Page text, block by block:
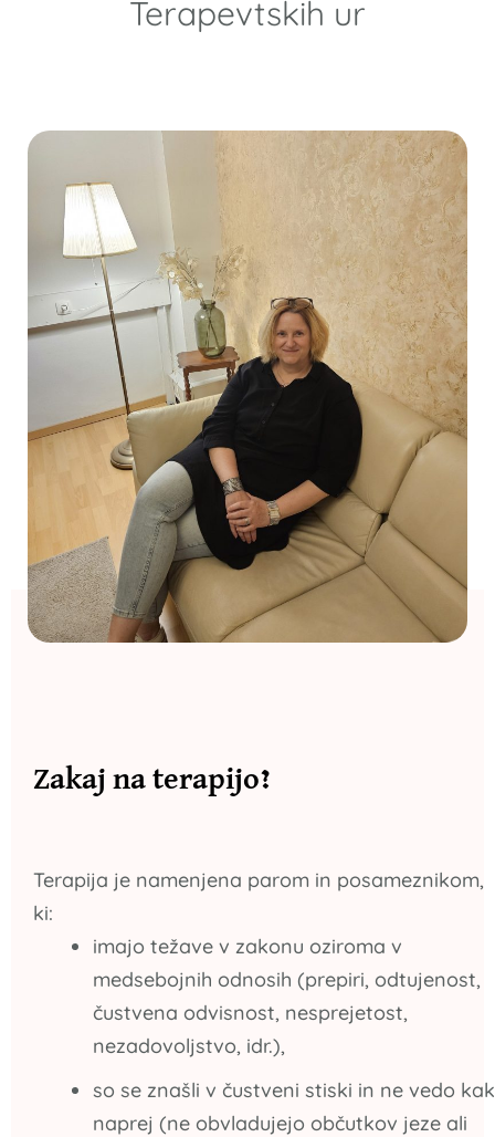
Terapevtskih ur
Zakaj na terapijo?
Terapija je namenjena parom in posameznikom,
ki:
imajo težave v zakonu oziroma v
medsebojnih odnosih (prepiri, odtujenost,
čustvena odvisnost, nesprejetost,
nezadovoljstvo, idr.),
so se znašli v čustveni stiski in ne vedo
naprej (ne obvladujejo občutkov jeze ali